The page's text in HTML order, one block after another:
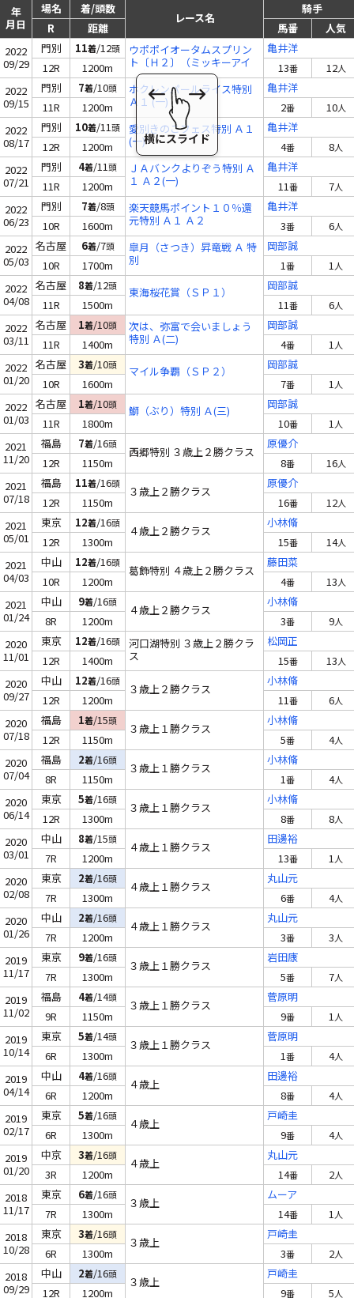
年
月日
場名 着/頭数
レース名
騎手
R
距離 馬番
人気
2022
09/29
門別 11着/12頭
ウポポイオータムスプリン
ト〔Ｈ２〕（ミッキーアイ
ル賞）
亀井洋
12R
1200m 13番 12人
2022
09/15
門別 7着/10頭
ホクレンパールライス特別
Ａ１ (一)
亀井洋
11R
1200m 2番 10人
2022
08/17
門別 10着/11頭
愛別きのこフェス特別 Ａ１
(一)
亀井洋
12R
1200m 4番 8人
2022
07/21
門別 4着/11頭
ＪＡバンクよりぞう特別 Ａ
１ Ａ２(一)
亀井洋
11R
1200m 11番 7人
2022
06/23
門別 7着/8頭
楽天競馬ポイント１０％還
元特別 Ａ１ Ａ２
亀井洋
10R
1600m 3番 6人
2022
05/03
名古屋 6着/7頭
皐月（さつき）昇竜戦 Ａ 特
別
岡部誠
10R
1700m 1番 1人
2022
04/08
名古屋 8着/12頭 東海桜花賞（ＳＰ１）
岡部誠
11R
1500m 11番 6人
2022
03/11
名古屋 1着/10頭
次は、弥富で会いましょう
特別 Ａ(二)
岡部誠
11R
1400m 4番 1人
2022
01/20
名古屋 3着/10頭 マイル争覇（ＳＰ２）
岡部誠
10R
1600m 7番 1人
2022
01/03
名古屋 1着/10頭 鰤（ぶり）特別 Ａ(三)
岡部誠
11R
1800m 10番 1人
2021
11/20
福島 7着/16頭
西郷特別 ３歳上２勝クラス
原優介
12R
1150m 8番 16人
2021
07/18
福島 11着/16頭
３歳上２勝クラス
原優介
12R
1150m 16番 12人
2021
05/01
東京 12着/16頭
４歳上２勝クラス
小林脩
12R
1300m 15番 14人
2021
04/03
中山 12着/16頭
葛飾特別 ４歳上２勝クラス
藤田菜
10R
1200m 4番 13人
2021
01/24
中山 9着/16頭
４歳上２勝クラス
小林脩
8R
1200m 3番 9人
2020
11/01
東京 12着/16頭
河口湖特別 ３歳上２勝クラ
ス
松岡正
12R
1400m 15番 13人
2020
09/27
中山 12着/16頭
３歳上２勝クラス
小林脩
12R
1200m 11番 6人
2020
07/18
福島 1着/15頭
３歳上１勝クラス
小林脩
12R
1150m 5番 4人
2020
07/04
福島 2着/16頭
３歳上１勝クラス
小林脩
8R
1150m 1番 4人
2020
06/14
東京 5着/16頭
３歳上１勝クラス
小林脩
12R
1300m 8番 8人
2020
03/01
中山 8着/15頭
４歳上１勝クラス
田邊裕
7R
1200m 13番 1人
2020
02/08
東京 2着/16頭
４歳上１勝クラス
丸山元
7R
1300m 6番 4人
2020
01/26
中山 2着/16頭
４歳上１勝クラス
丸山元
7R
1200m 3番 3人
2019
11/17
東京 9着/16頭
３歳上１勝クラス
岩田康
7R
1300m 5番 7人
2019
11/02
福島 4着/14頭
３歳上１勝クラス
菅原明
9R
1150m 9番 1人
2019
10/14
東京 5着/14頭
３歳上１勝クラス
菅原明
6R
1300m 1番 4人
2019
04/14
中山 4着/16頭
４歳上
田邊裕
6R
1200m 8番 4人
2019
02/17
東京 5着/16頭
４歳上
戸崎圭
6R
1300m 9番 4人
2019
01/20
中京 3着/16頭
４歳上
丸山元
3R
1200m 14番 2人
2018
11/17
東京 6着/16頭
３歳上
ムーア
7R
1300m 14番 1人
2018
10/28
東京 3着/16頭
３歳上
戸崎圭
6R
1300m 3番 2人
2018
09/29
中山 2着/16頭
３歳上
戸崎圭
12R
1200m 9番 5人